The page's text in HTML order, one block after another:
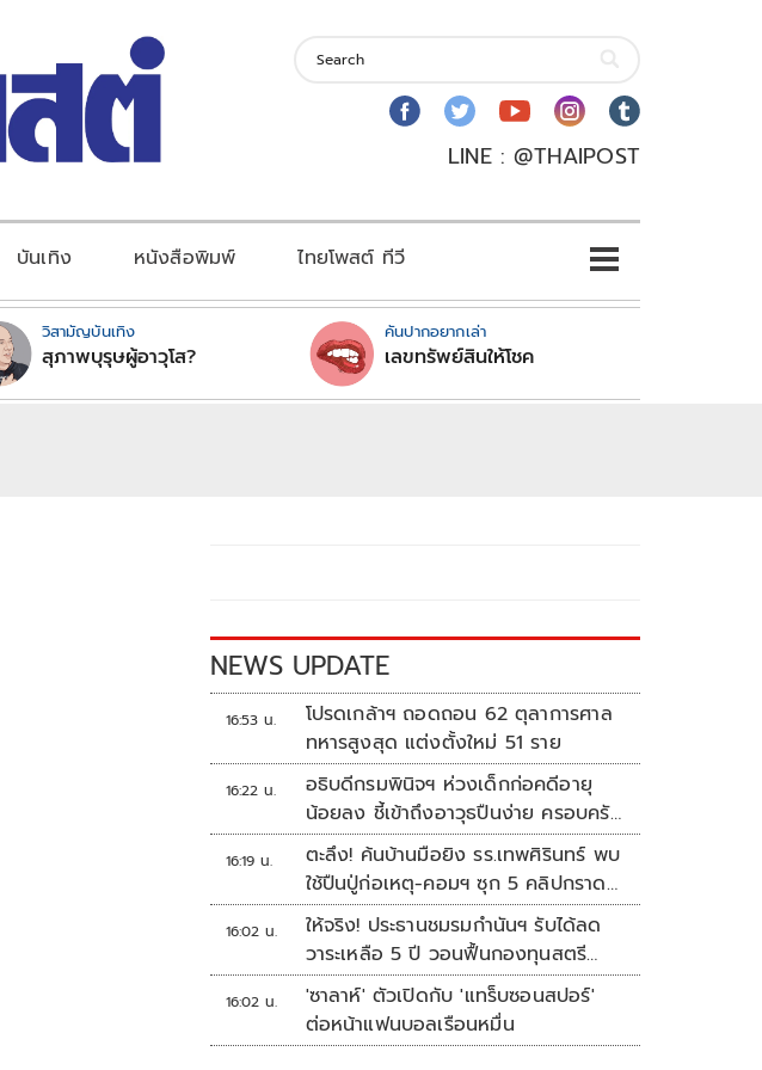
LINE : @THAIPOST
บันเทิง หนังสือพิมพ์ ไทยโพสต์ ทีวี
วิสามัญบันเทิง
สุภาพบุรุษผู้อาวุโส?
คันปากอยากเล่า
เลขทรัพย์สินให้โชค
NEWS UPDATE
16:53 น.
โปรดเกล้าฯ ถอดถอน 62 ตุลาการศาล
ทหารสูงสุด แต่งตั้งใหม่ 51 ราย
16:22 น.
อธิบดีกรมพินิจฯ ห่วงเด็กก่อคดีอายุ
น้อยลง ชี้เข้าถึงอาวุธปืนง่าย ครอบครัว
แตกแยกเป็นชนวนสำคัญ
16:19 น.
ตะลึง! ค้นบ้านมือยิง รร.เทพศิรินทร์ พบ
ใช้ปืนปู่ก่อเหตุ-คอมฯ ซุก 5 คลิปกราด
ยิง
16:02 น.
ให้จริง! ประธานชมรมกำนันฯ รับได้ลด
วาระเหลือ 5 ปี วอนฟื้นกองทุนสตรี
อำเภอละล้าน
16:02 น.
'ซาลาห์' ตัวเปิดกับ 'แทร็บซอนสปอร์'
ต่อหน้าแฟนบอลเรือนหมื่น